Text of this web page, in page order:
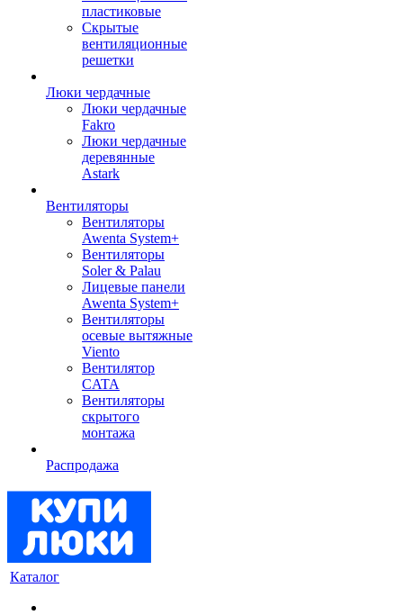
пластиковые
Скрытые
вентиляционные
решетки
Люки чердачные
Люки чердачные
Fakro
Люки чердачные
деревянные
Astark
Вентиляторы
Вентиляторы
Awenta System+
Вентиляторы
Soler & Palau
Лицевые панели
Awenta System+
Вентиляторы
осевые вытяжные
Viento
Вентилятор
CATA
Вентиляторы
скрытого
монтажа
Распродажа
Каталог